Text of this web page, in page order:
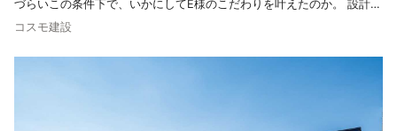
づらいこの条件下で、いかにしてE様のこだわりを叶えたのか。 設計力
の高さが浮き彫りとなるお家となっております。
コスモ建設